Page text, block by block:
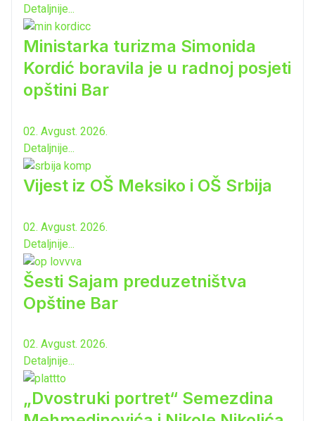
Detaljnije...
Ministarka turizma Simonida
Kordić boravila je u radnoj posjeti
opštini Bar
02. Avgust. 2026.
Detaljnije...
Vijest iz OŠ Meksiko i OŠ Srbija
02. Avgust. 2026.
Detaljnije...
Šesti Sajam preduzetništva
Opštine Bar
02. Avgust. 2026.
Detaljnije...
„Dvostruki portret“ Semezdina